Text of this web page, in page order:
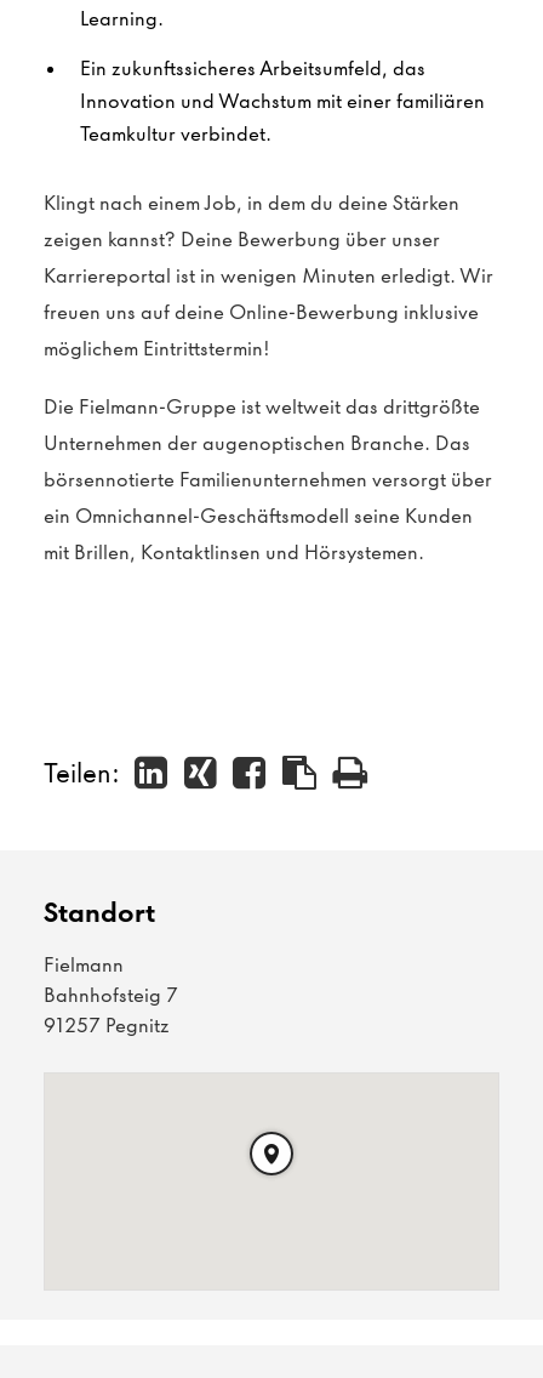
Learning.
Ein zukunftssicheres Arbeitsumfeld, das
Innovation und Wachstum mit einer familiären
Teamkultur verbindet.
Klingt nach einem Job, in dem du deine Stärken
zeigen kannst? Deine Bewerbung über unser
Karriereportal ist in wenigen Minuten erledigt. Wir
freuen uns auf deine Online-Bewerbung inklusive
möglichem Eintrittstermin!
Die Fielmann-Gruppe ist weltweit das drittgrößte
Unternehmen der augenoptischen Branche. Das
börsennotierte Familienunternehmen versorgt über
ein Omnichannel-Geschäftsmodell seine Kunden
mit Brillen, Kontaktlinsen und Hörsystemen.
Teilen:
Standort
Fielmann
Bahnhofsteig 7
91257 Pegnitz